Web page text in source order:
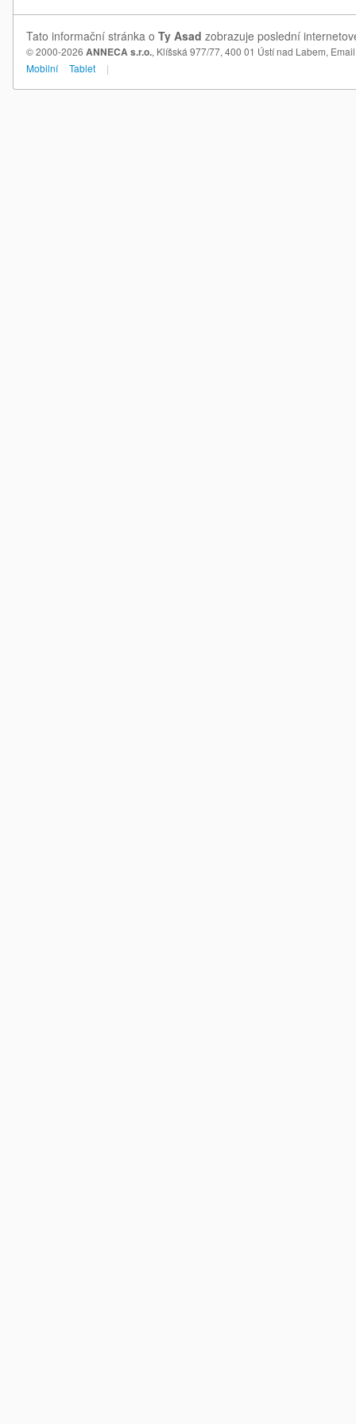
Tato informační stránka o Ty Asad zobrazuje poslední
© 2000-2026 ANNECA s.r.o., Klíšská 977/77, 400 01 Ústí nad Labem,
Mobilní
Tablet |